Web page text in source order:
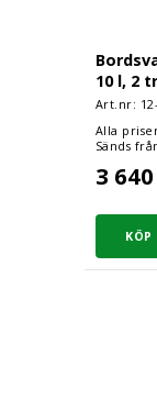
10 l, 2
Art.nr: 12-
Alla
Sänds
3